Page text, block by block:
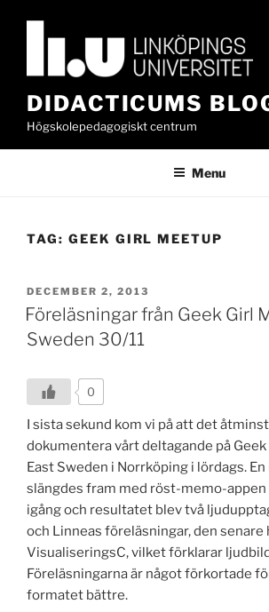
DIDACTICUMS
Högskolepedagogiskt centrum
Menu
TAG: GEEK GIRL MEETUP
POSTED
ON
DECEMBER 2, 2013
Föreläsningar från Geek Girl
Sweden 30/11
0
I sista sekund kom vi på att det
dokumentera vårt deltagande på
East Sweden i Norrköping i lördags. En
slängdes fram med röst-memo-appen
igång och resultatet blev två
och Linneas föreläsningar, den senare
VisualiseringsC, vilket förklarar
Föreläsningarna är något förkortade
formatet bättre.